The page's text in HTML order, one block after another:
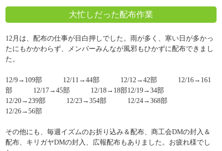
大忙しだった配布作業
12月は、配布の仕事が目白押しでした。雨が多く、寒い日が多かっ
たにもかかわらず、メンバーみんなが風邪もひかずに配布できまし
た。
12/9→109部 12/11→44部 12/12→42部 12/16→161
部 12/17→45部 12/18→18部12/19→34部
12/20→239部 12/23→354部 12/24→368部
12/26→56部
その他にも、毎週イズムのお折り込み＆配布、商工会DMの封入＆
配布、キリガヤDMの封入、広報配布もありました。お疲れ様でし